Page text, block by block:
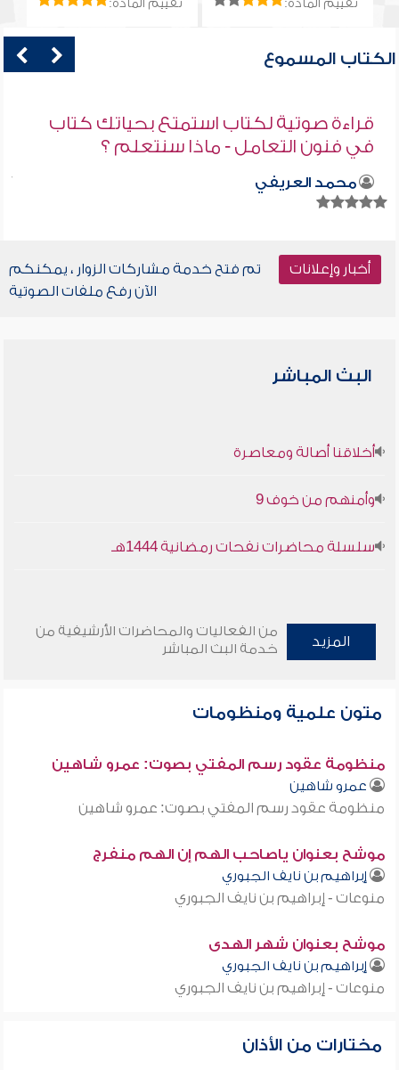
تقييم المادة: تقييم المادة:
الكتاب المسموع
قراءة صوتية لكتاب استمتع بحياتك كتاب
في فنون التعامل - ماذا سنتعلم ؟
محمد العريفي
أخبار وإعلانات
تم فتح خدمة مشاركات الزوار ، يمكنكم
الآن رفع ملفات الصوتية
البث المباشر
أخلاقنا أصالة ومعاصرة
وأمنهم من خوف 9
سلسلة محاضرات نفحات رمضانية 1444هـ
المزيد
من الفعاليات والمحاضرات الأرشيفية من
خدمة البث المباشر
متون علمية ومنظومات
منظومة عقود رسم المفتي بصوت: عمرو شاهين
عمرو شاهين
منظومة عقود رسم المفتي بصوت: عمرو شاهين
موشح بعنوان ياصاحب الهم إن الهم منفرج
إبراهيم بن نايف الجبوري
منوعات - إبراهيم بن نايف الجبوري
موشح بعنوان شهر الهدى
إبراهيم بن نايف الجبوري
منوعات - إبراهيم بن نايف الجبوري
مختارات من الأذان